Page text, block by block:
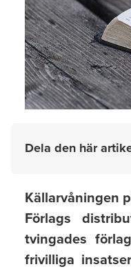
Dela den här
Källarvåningen
Förlags
tvingades
frivilliga